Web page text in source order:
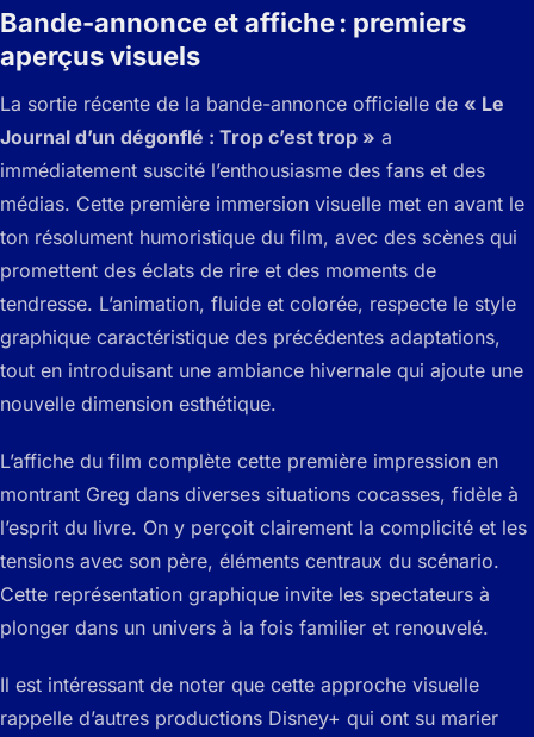
Bande-annonce et affiche : premiers
aperçus visuels
La sortie récente de la bande-annonce officielle de « Le
Journal d’un dégonflé : Trop c’est trop » a
immédiatement suscité l’enthousiasme des fans et des
médias. Cette première immersion visuelle met en avant le
ton résolument humoristique du film, avec des scènes qui
promettent des éclats de rire et des moments de
tendresse. L’animation, fluide et colorée, respecte le style
graphique caractéristique des précédentes adaptations,
tout en introduisant une ambiance hivernale qui ajoute une
nouvelle dimension esthétique.
L’affiche du film complète cette première impression en
montrant Greg dans diverses situations cocasses, fidèle à
l’esprit du livre. On y perçoit clairement la complicité et les
tensions avec son père, éléments centraux du scénario.
Cette représentation graphique invite les spectateurs à
plonger dans un univers à la fois familier et renouvelé.
Il est intéressant de noter que cette approche visuelle
rappelle d’autres productions Disney+ qui ont su marier